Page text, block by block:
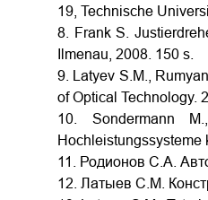
19, Technische
8. Frank S.
Ilmenau, 2008. 150 s.
9. Latyev S.M.,
of Optical Technology.
10. Sondermann
Hochleistungssysteme
11. Родионов С.А.
12. Латыев С.М.